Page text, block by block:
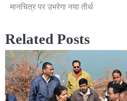
मानचित्र पर उभरेगा नया तीर्थ
Related Posts